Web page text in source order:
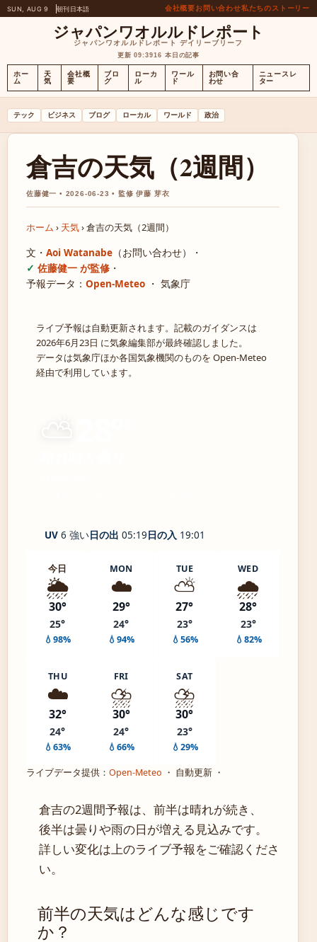
SUN, AUG 9 朝刊日本語 会社概要お問い合わせ私たちのストーリー
ジャパンワオルルドレポート
ジャパンワオルルドレポート デイリーブリーフ
更新 09:3916 本日の記事
ホー
ム
天
気
会社概
要
ブロ
グ
ローカ
ル
ワール
ド
お問い合
わせ
ニュースレ
ター
テック ビジネス ブログ ローカル ワールド 政治
倉吉の天気（2週間）
佐藤健一 • 2026-06-23 • 監修 伊藤 芽衣
ホーム › 天気›倉吉の天気（2週間）
文・ Aoi Watanabe （お問い合わせ）
・
佐藤健一 が監修 ・
予報データ： Open-Meteo ・ 気象庁
ライブ予報は自動更新されます。記載のガイダンスは
2026年6月23日 に気象編集部が最終確認しました。
データは気象庁ほか各国気象機関のものを Open-Meteo
経由で利用しています。
UV 6 強い日の出 05:19日の入 19:01
今日
🌦️
30°
25°
💧98%
MON
☁️
29°
24°
💧94%
TUE
⛅
27°
23°
💧56%
WED
🌧️
28°
23°
💧82%
THU
☁️
32°
24°
💧63%
FRI
⛈️
30°
24°
💧66%
SAT
⛈️
30°
23°
💧29%
ライブデータ提供： Open-Meteo ・ 自動更新 ・
倉吉の2週間予報は、前半は晴れが続き、
後半は曇りや雨の日が増える見込みです。
詳しい変化は上のライブ予報をご確認くださ
い。
前半の天気はどんな感じです
か？